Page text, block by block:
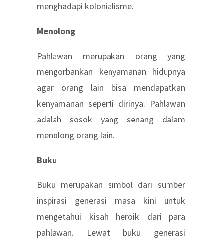
menghadapi kolonialisme.
Menolong
Pahlawan merupakan orang yang
mengorbankan kenyamanan hidupnya
agar orang lain bisa mendapatkan
kenyamanan seperti dirinya. Pahlawan
adalah sosok yang senang dalam
menolong orang lain.
Buku
Buku merupakan simbol dari sumber
inspirasi generasi masa kini untuk
mengetahui kisah heroik dari para
pahlawan. Lewat buku generasi